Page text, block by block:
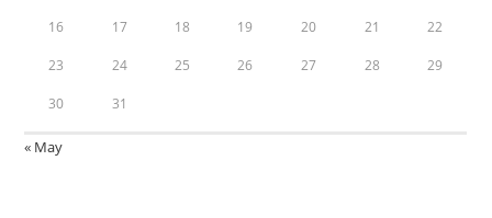
16 17 18 19 20 21 22
23 24 25 26 27 28 29
30 31
« May